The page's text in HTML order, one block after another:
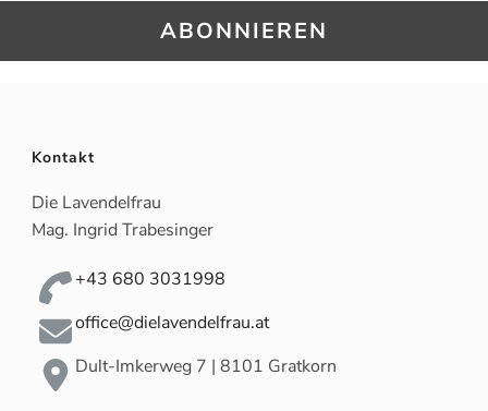
Kontakt
Die Lavendelfrau
Mag. Ingrid Trabesinger
+43 680 3031998
office@dielavendelfrau.at
Dult-Imkerweg 7 | 8101 Gratkorn